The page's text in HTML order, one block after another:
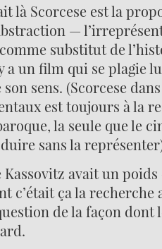
là Scorcese est la
—
substitut de
a un film qui se plagie
sens. (Scorcese
est toujours à la
la seule que le
sans la
Kassovitz avait un
c’était ça la
de la façon dont